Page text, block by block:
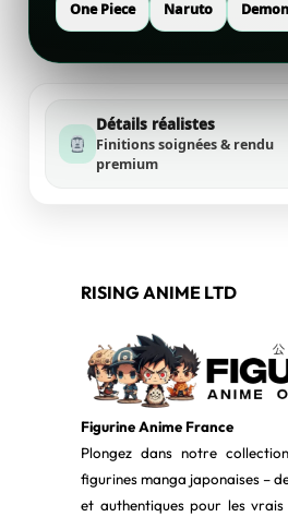
One Piece Naruto
Détails réalistes
Finitions soignées & rendu
premium
RISING ANIME LTD
Figurine Anime France
Plongez dans notre
figurines manga japonaises –
et authentiques pour les vrais